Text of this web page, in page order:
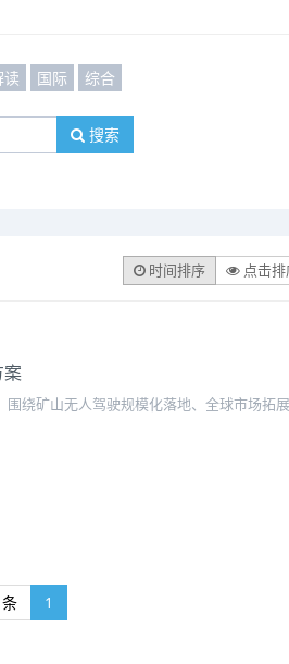
读 国际 综合
搜索
时间排序 点击
案
绕矿山无人驾驶规模化落地、全球市场拓
1